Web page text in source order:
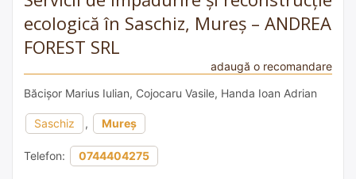
ecologică în Saschiz, Mureș – ANDREA
FOREST SRL
adaugă o recomandare
Băcișor Marius Iulian, Cojocaru Vasile, Handa Ioan Adrian
Saschiz , Mureș
Telefon: 0744404275